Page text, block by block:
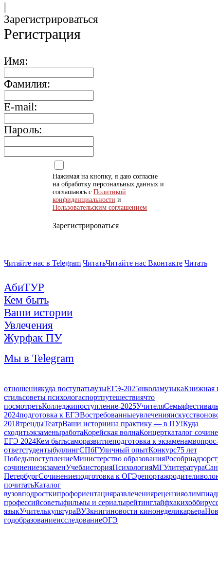
|
Зарегистрироваться
Регистрация
Имя:
Фамилия:
E-mail:
Пароль:
Нажимая на кнопку, я даю согласие
на обработку персональных данных и
соглашаюсь с Политикой
конфиденциальности и
Пользовательским соглашением
Зарегистрироваться
Читайте нас в Telegram ЧитатьЧитайте нас Вконтакте Читать
АбиТУР
Кем быть
Ваши истории
Увлечения
Журфак ПУ
Мы в Telegram
отношениякуда поступатьвузыЕГЭ-2025школамузыкаКнижная
стильсоветы психологаспортпутешествиячто
посмотретьКолледжипоступление-2025УчителяСемьяфестиваль
2024подготовка к ЕГЭВостребованныеувлеченияискусство
2018трендыТеатрВаши историина практику — в ПУ!Куда
сходитьэкзаменыработаКорейская волнаКонцерткаталог
ЕГЭ 2024Кем бытьсаморазвитиеподготовка к экзаменамвопрос-
ответстудентыбуллингСПбГУличный опытКонкурс75 лет
ПобедыпоступлениеМинистерство образованияРособрнадзор
сочинениеэкзаменУчебаисторияПсихологияМГУлитература
ПетербургСочинениеподготовка к ОГЭрепортажродители
почитатьКаталог
вузовподросткипрофориентацияразвлечениярецензия
профессийсоветыфильмы и сериалырейтинглайфхакихобби
языкУчителькультураВУЗкнигиновости кинонеделикарьера
годобразованиеисследованиеОГЭ